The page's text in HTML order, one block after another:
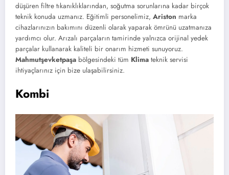
düşüren filtre tıkanıklıklarından, soğutma sorunlarına kadar birçok
teknik konuda uzmanız. Eğitimli personelimiz, Ariston marka
cihazlarınızın bakımını düzenli olarak yaparak ömrünü uzatmanıza
yardımcı olur. Arızalı parçaların tamirinde yalnızca orijinal yedek
parçalar kullanarak kaliteli bir onarım hizmeti sunuyoruz.
Mahmutşevketpaşa bölgesindeki tüm Klima teknik servisi
ihtiyaçlarınız için bize ulaşabilirsiniz.
Kombi